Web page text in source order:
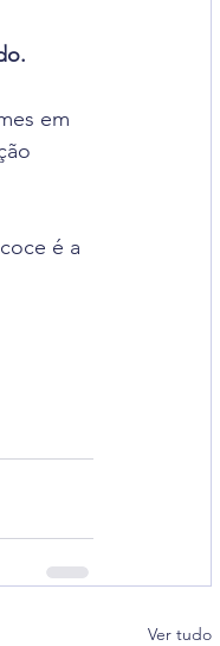
em
é a
Ver tudo